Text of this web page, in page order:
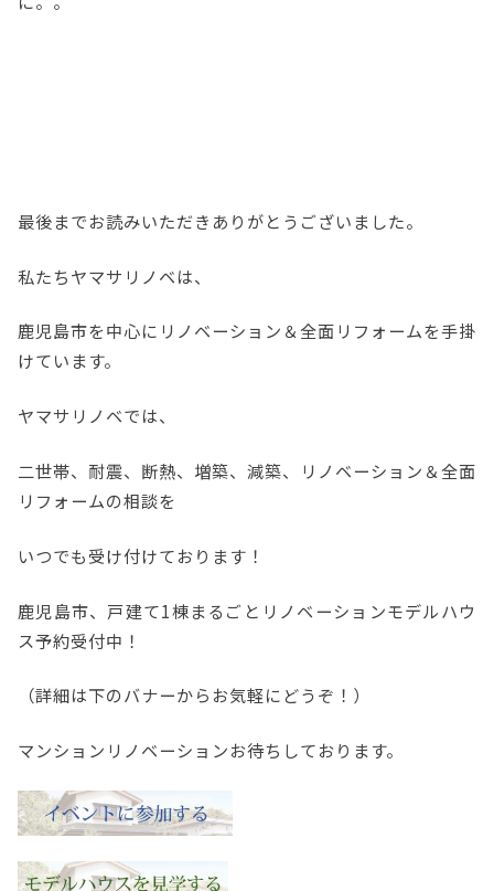
最後までお読みいただきありがとうございました。
私たちヤマサリノベは、
鹿児島市を中心にリノベーション＆全面リフォームを手掛
けています。
ヤマサリノベでは、
二世帯、耐震、断熱、増築、減築、リノベーション＆全面
リフォームの相談を
いつでも受け付けております！
鹿児島市、戸建て1棟まるごとリノベーションモデルハウ
ス予約受付中！
（詳細は下のバナーからお気軽にどうぞ！）
マンションリノベーションお待ちしております。